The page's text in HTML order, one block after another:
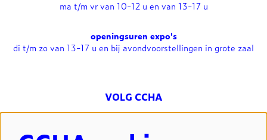
ma t/m vr van 10-12 u en van 13-17 u
openingsuren expo's
di t/m zo van 13-17 u en bij avondvoorstellingen in grote zaal
VOLG CCHA